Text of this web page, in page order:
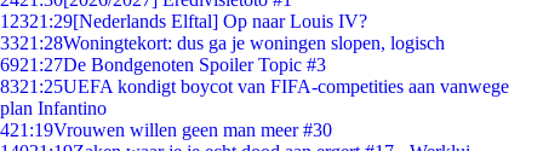
12321:29[Nederlands Elftal] Op naar Louis IV?
3321:28Woningtekort: dus ga je woningen slopen, logisch
6921:27De Bondgenoten Spoiler Topic #3
8321:25UEFA kondigt boycot van FIFA-competities aan vanwege
plan Infantino
421:19Vrouwen willen geen man meer #30